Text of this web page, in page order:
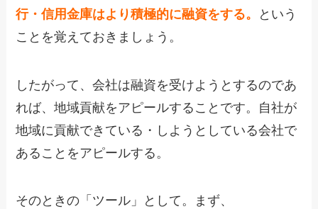
行・信用金庫はより積極的に融資をする。
という
ことを覚えておきましょう。
したがって、会社は融資を受けようとするのであ
れば、地域貢献をアピールすることです。自社が
地域に貢献できている・しようとしている会社で
あることをアピールする。
そのときの「ツール」として。まず、